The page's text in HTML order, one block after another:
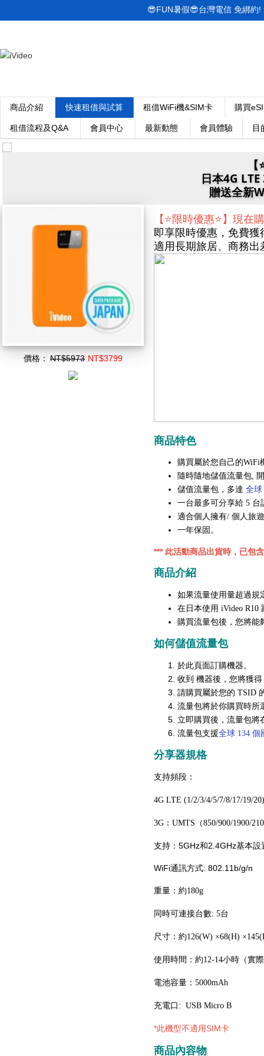
商品介紹 快速租借與試算 租借WiFi機&SIM卡 購買
租借流程及Q&A 會員中心 最新動態 會員體驗 目
😎FUN暑假😎台灣電信 免綁約
日本4G
贈送全新
價格： NT$5973 NT$3799
【⭐限時優惠⭐】現
即享限時優惠，免費
適用長期旅居、商務
商品特色
購買屬於您自己的WiFi
隨時隨地儲值流量包,
儲值流量包，多達 全球
一台最多可分享給 5 台
適合個人擁有/ 個人旅
一年保固 。
*** 此活動商品出貨時，已包
商品介紹
如果流量使用量超過規
在日本使用 iVideo R10
購買流量包後，您將能
如何儲值流量包
於此頁面訂購機器。
收到 機器後，您將獲
請購買屬於您的 TSID
流量包將於你購買時所
立即購買後，流量包將
流量包支援全球 134 個
分享器規格
支持頻段：
4G LTE (1/2/3/4/5/7/8/17/19/20)
3G：UMTS（850/900/1900/
支持：5GHz和2.4GHz基本設
WiFi通訊方式: 802.11b/g/n
重量：約180g
同時可連接台數: 5台
尺寸：約126(W) ×68(H)
使用時間：約12-14小時（實
電池容量：5000mAh
充電口: USB Micro B
*此機型不適用SIM卡
商品內容物